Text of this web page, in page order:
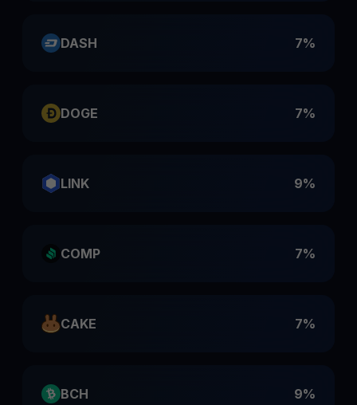
DASH 7%
DOGE 7%
LINK 9%
COMP 7%
CAKE 7%
BCH 9%